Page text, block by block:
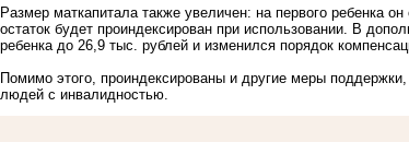
Размер маткапитала также увеличен: на первого ребенка
остаток будет проиндексирован при использовании. В
ребенка до 26,9 тыс. рублей и изменился порядок
Помимо этого, проиндексированы и другие меры
людей с инвалидностью.